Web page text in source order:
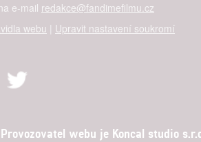
e-mail redakce@fandimefilmu.cz
webu | Upravit nastavení soukromí
webu je Koncal studio